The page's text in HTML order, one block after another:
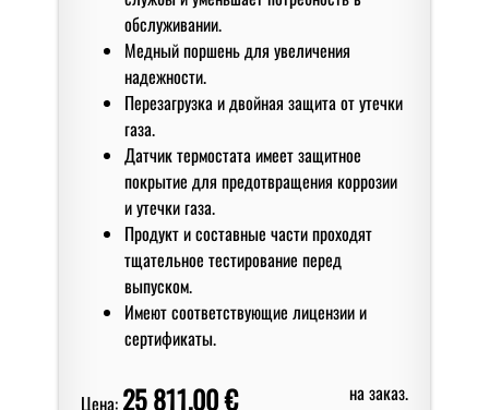
обслуживании.
Медный поршень для увеличения
надежности.
Перезагрузка и двойная защита от утечки
газа.
Датчик термостата имеет защитное
покрытие для предотвращения коррозии
и утечки газа.
Продукт и составные части проходят
тщательное тестирование перед
выпуском.
Имеют соответствующие лицензии и
сертификаты.
Цена: 25 811,00 € на заказ.